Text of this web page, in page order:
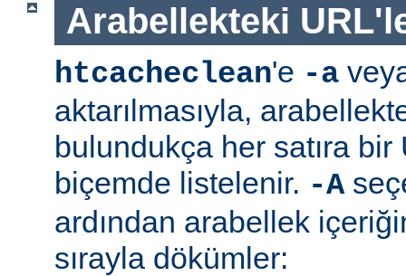
Arabellekteki
htcacheclean'e -a
aktarılmasıyla,
bulundukça her satıra
biçemde listelenir. -A
ardından arabellek
sırayla dökümler: